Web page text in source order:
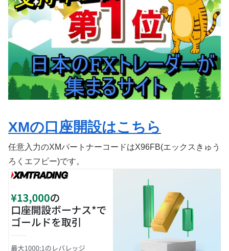
XMの口座開設はこちら
任意入力のXMパートナーコードはX96FB(エックスきゅう
ろくエフビー)です。